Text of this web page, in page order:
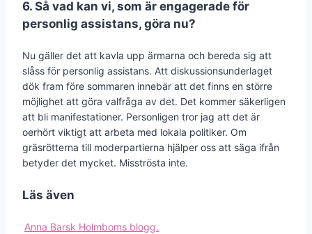
6. Så vad kan vi, som är engagerade för
personlig assistans, göra nu?
Nu gäller det att kavla upp ärmarna och bereda sig att
slåss för personlig assistans. Att diskussionsunderlaget
dök fram före sommaren innebär att det finns en större
möjlighet att göra valfråga av det. Det kommer säkerligen
att bli manifestationer. Personligen tror jag att det är
oerhört viktigt att arbeta med lokala politiker. Om
gräsrötterna till moderpartierna hjälper oss att säga ifrån
betyder det mycket. Misströsta inte.
Läs även
Anna Barsk Holmboms blogg.